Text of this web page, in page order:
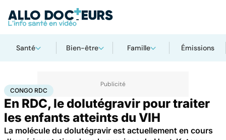
Santé Bien-être Famille Émissions
AccueilSantéMédicaments Congo RDC
CONGO RDC
En RDC, le dolutégravir pour traiter
les enfants atteints du VIH
La molécule du dolutégravir est actuellement en cours